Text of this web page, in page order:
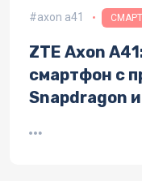
axon a41
ZTE Axon
смартфон с
Snapdragon